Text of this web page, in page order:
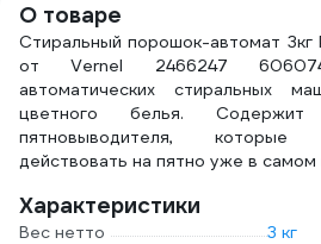
О товаре
Стиральный порошок-автомат 3кг
от Vernel 2466247
автоматических стиральных
цветного белья. Содержит
пятновыводителя,
действовать на пятно уже в самом
Характеристики
Вес нетто
3 кг